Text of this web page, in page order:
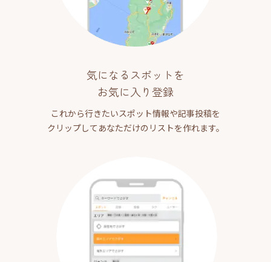
気になるスポットを
お気に入り登録
これから行きたいスポット情報や記事投稿を
クリップしてあなただけのリストを作れます。